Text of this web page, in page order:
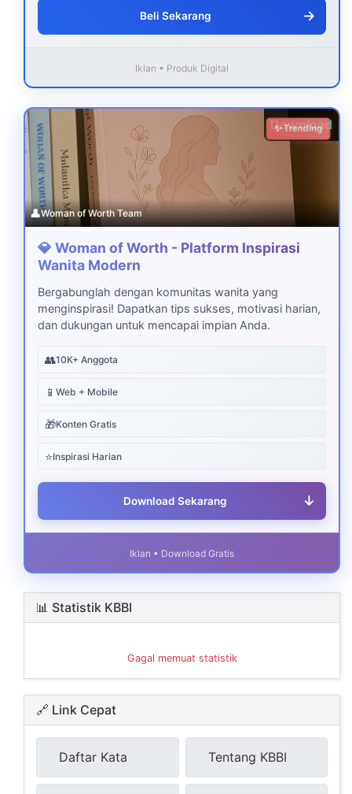
Beli Sekarang →
Iklan • Produk Digital
Download
✨ Trending
👤Woman of Worth Team
💎 Woman of Worth - Platform Inspirasi
Wanita Modern
Bergabunglah dengan komunitas wanita yang
menginspirasi! Dapatkan tips sukses, motivasi harian,
dan dukungan untuk mencapai impian Anda.
👥10K+ Anggota
📱 Web + Mobile
🎁Konten Gratis
⭐Inspirasi Harian
Download Sekarang ↓
Iklan • Download Gratis
📊 Statistik KBBI
Gagal memuat statistik
🔗 Link Cepat
Daftar Kata Tentang KBBI